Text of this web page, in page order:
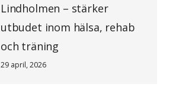
Lindholmen – stärker
utbudet inom hälsa, rehab
och träning
29 april, 2026